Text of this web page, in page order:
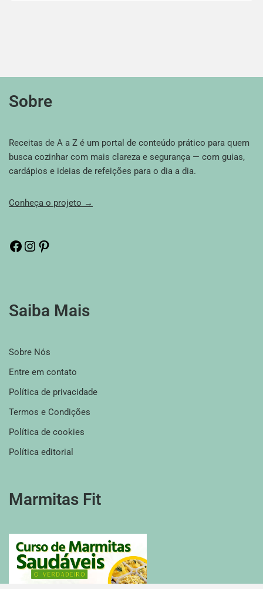
Sobre
Receitas de A a Z é um portal de conteúdo prático para quem
busca cozinhar com mais clareza e segurança — com guias,
cardápios e ideias de refeições para o dia a dia.
Conheça o projeto →
Saiba Mais
Sobre Nós
Entre em contato
Política de privacidade
Termos e Condições
Política de cookies
Política editorial
Marmitas Fit